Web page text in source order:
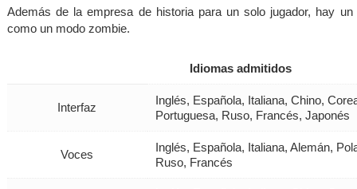
Además de la empresa de historia para un solo jugador, hay
como un modo zombie.
Idiomas admitidos
Interfaz
Inglés, Española, Italiana, Chino,
Portuguesa, Ruso, Francés, Japonés
Voces
Inglés, Española, Italiana, Alemán,
Ruso, Francés